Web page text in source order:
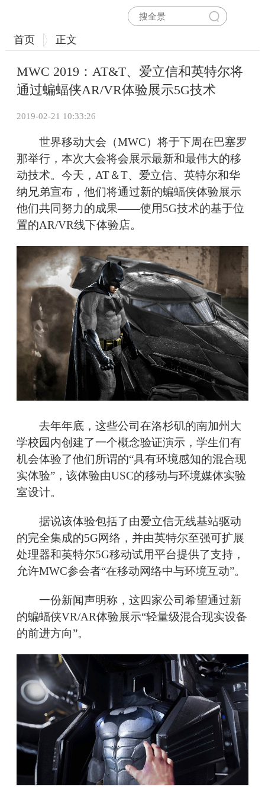
首页 正文
MWC 2019：AT&T、爱立信和英特尔将
通过蝙蝠侠AR/VR体验展示5G技术
2019-02-21 10:33:26
世界移动大会（MWC）将于下周在巴塞罗
那举行，本次大会将会展示最新和最伟大的移
动技术。今天，AT＆T、爱立信、英特尔和华
纳兄弟宣布，他们将通过新的蝙蝠侠体验展示
他们共同努力的成果——使用5G技术的基于位
置的AR/VR线下体验店。
去年年底，这些公司在洛杉矶的南加州大
学校园内创建了一个概念验证演示，学生们有
机会体验了他们所谓的“具有环境感知的混合现
实体验”，该体验由USC的移动与环境媒体实验
室设计。
据说该体验包括了由爱立信无线基站驱动
的完全集成的5G网络，并由英特尔至强可扩展
处理器和英特尔5G移动试用平台提供了支持，
允许MWC参会者“在移动网络中与环境互动”。
一份新闻声明称，这四家公司希望通过新
的蝙蝠侠VR/AR体验展示“轻量级混合现实设备
的前进方向”。